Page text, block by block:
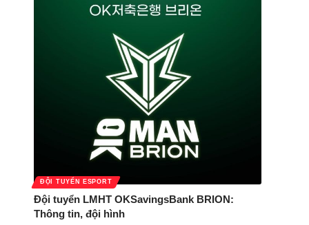
ĐỘI TUYỂN ESPORT
Đội tuyển LMHT OKSavingsBank BRION:
Thông tin, đội hình